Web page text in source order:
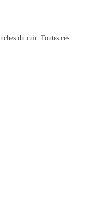
du cuir. Toutes ces